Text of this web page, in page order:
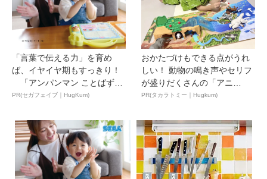
「言葉で伝える力」を育め
ば、イヤイヤ期もすっきり！
「アンパンマン ことばずか
ん...
PR(セガフェイブ｜HugKum)
おかたづけもできる点がうれ
しい！ 動物の鳴き声やセリフ
が盛りだくさんの「アニ
ア ...
PR(タカラトミー｜Hugkum)